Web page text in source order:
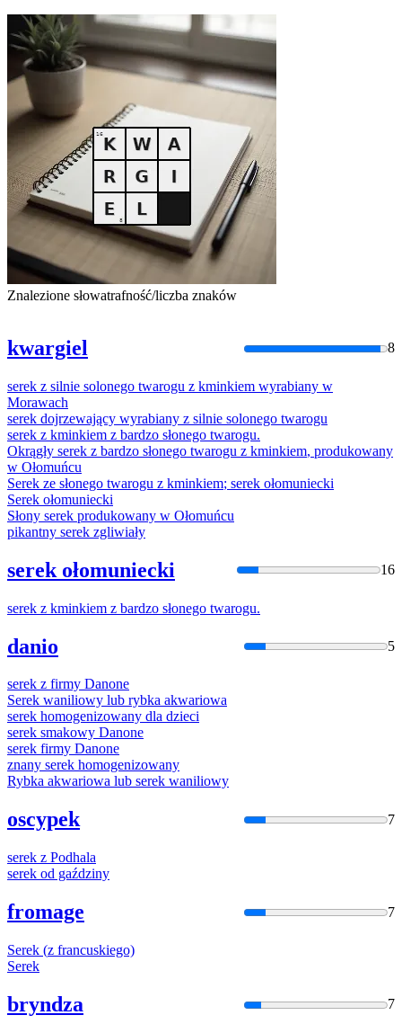
Znalezione słowatrafność/liczba znaków
kwargiel 8
serek z silnie solonego twarogu z kminkiem wyrabiany w
Morawach
serek dojrzewający wyrabiany z silnie solonego twarogu
serek z kminkiem z bardzo słonego twarogu.
Okrągły serek z bardzo słonego twarogu z kminkiem, produkowany
w Ołomuńcu
Serek ze słonego twarogu z kminkiem; serek ołomuniecki
Serek ołomuniecki
Słony serek produkowany w Ołomuńcu
pikantny serek zgliwiały
serek ołomuniecki 16
serek z kminkiem z bardzo słonego twarogu.
danio 5
serek z firmy Danone
Serek waniliowy lub rybka akwariowa
serek homogenizowany dla dzieci
serek smakowy Danone
serek firmy Danone
znany serek homogenizowany
Rybka akwariowa lub serek waniliowy
oscypek 7
serek z Podhala
serek od gaździny
fromage 7
Serek (z francuskiego)
Serek
bryndza 7